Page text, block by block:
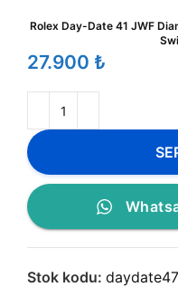
Rolex Day-Date 41 JWF
₺
Stok kodu: